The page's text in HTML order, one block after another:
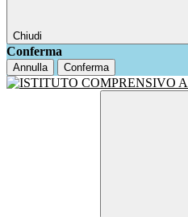
Chiudi
Conferma
Annulla Conferma